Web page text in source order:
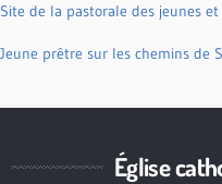
Site de la pastorale des jeunes
Jeune prêtre sur les chemins de
Église